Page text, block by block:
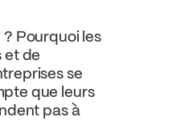
Pourquoi les
et de
se
que leurs
pas à